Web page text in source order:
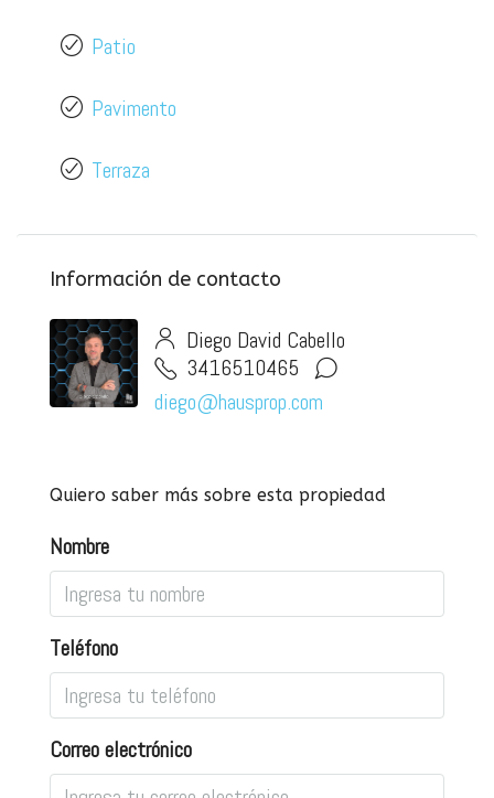
Patio
Pavimento
Terraza
Información de contacto
Diego David Cabello
3416510465
diego@hausprop.com
Quiero saber más sobre esta propiedad
Nombre
Teléfono
Correo electrónico